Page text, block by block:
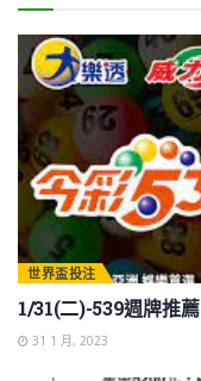
世界盃投注
1/31(二)-539週牌推薦
31 1 月, 2023